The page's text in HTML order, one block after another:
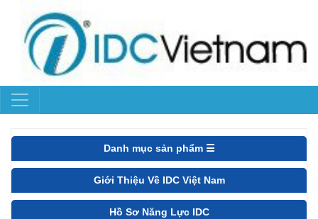
Danh mục sản phẩm ☰
Giới Thiệu Về IDC Việt Nam
Hồ Sơ Năng Lực IDC